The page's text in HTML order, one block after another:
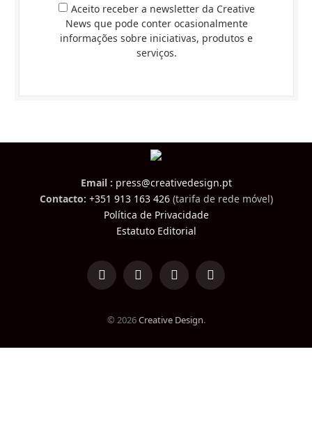
Aceito receber a newsletter da Creative
News que pode conter ocasionalmente
informações sobre iniciativas, produtos e
serviços.
Email : press@creativedesign.pt
Contacto: +351 913 163 426(tarifa de rede móvel)
Política de Privacidade
Estatuto Editorial
LinkedInFacebookInstagramTikTok
© 2026Creative Design.